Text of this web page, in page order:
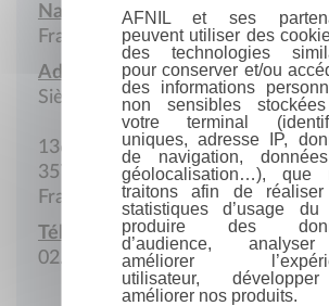
Nationalité :
France
Adresse :
Siège social
136 Boulevard de Vitré
35703 Rennes Cedex 7
France
Téléphone :
02.99.28.19.39
AFNIL et ses
peuvent utiliser des
des technologies
pour conserver et/ou
des informations
non sensibles
votre terminal
uniques, adresse IP,
de navigation,
géolocalisation…), que
traitons afin de
statistiques d’usage du
produire des
d’audience,
améliorer
utilisateur,
améliorer nos produits.